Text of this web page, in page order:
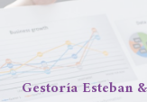
Gestoría Esteban